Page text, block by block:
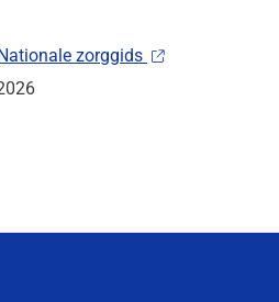
Nationale zorggids